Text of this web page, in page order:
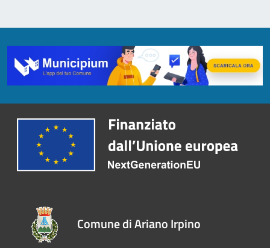
Comune di Ariano Irpino